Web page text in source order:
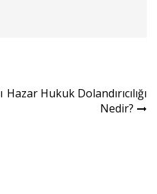
Hazar Hukuk Dolandırıcılığı
Nedir?